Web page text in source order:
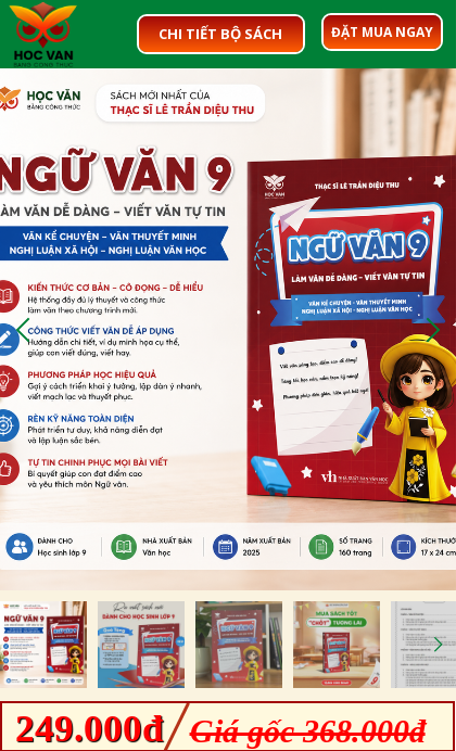
CHI TIẾT BỘ SÁCH ĐẶT MUA NGAY
Giá gốc 368.000đ
249.000đ